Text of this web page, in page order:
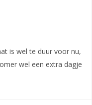
is wel te duur voor nu,
wel een extra dagje